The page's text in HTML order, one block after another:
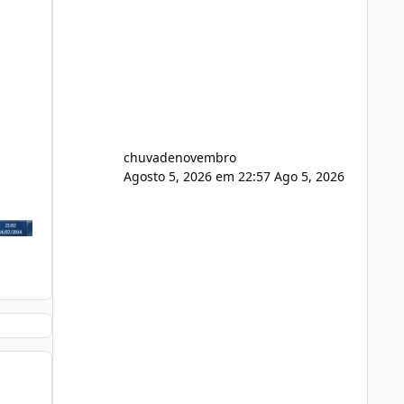
chuvadenovembro
Agosto 5, 2026 em 22:57 Ago 5, 2026